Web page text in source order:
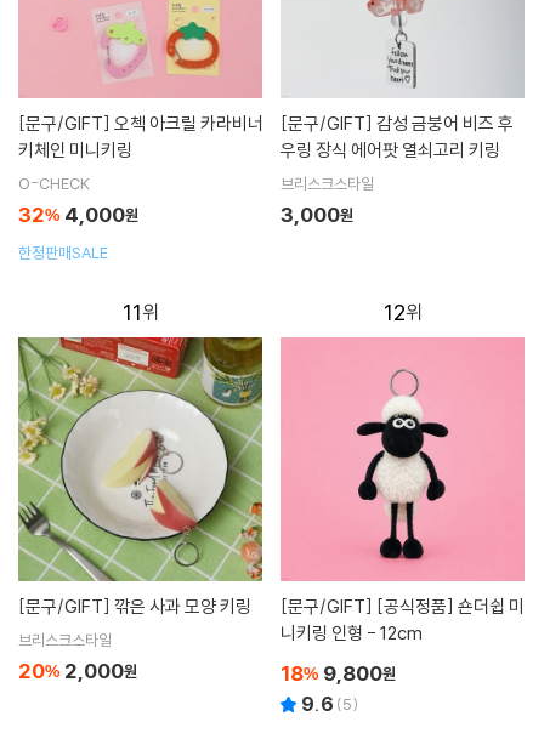
[문구/GIFT]
키체인 미니키링
O-CHECK
32% 4,000원
한정판매SALE
[문구/GIFT]
우링 장식 에어팟 열쇠고리 키링
브리스크스타일
3,000원
11
[문구/GIFT] 깎은 사과 모양 키링
브리스크스타일
20% 2,000원
12
[문구/GIFT]
니키링 인형 - 12cm
18% 9,800원
9.6 (5)